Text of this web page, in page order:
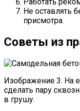
Не оставлять
присмотра.
Советы из
Изображение 3. На
сделать пару
в грушу.